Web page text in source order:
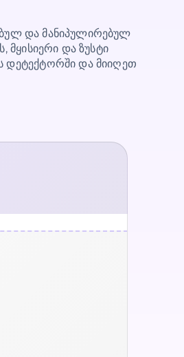
და მანიპულირებულ
და ზუსტი
დეტექტორში და მიიღეთ